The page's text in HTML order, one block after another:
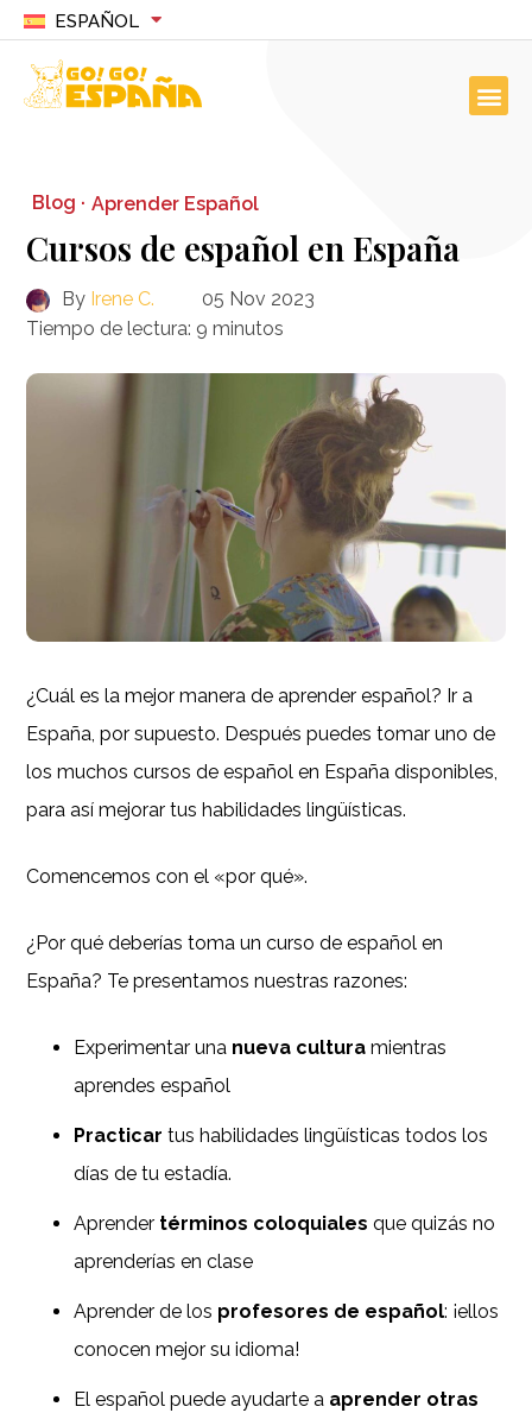
ESPAÑOL
Blog · Aprender Español
Cursos de español en España
By Irene C.
05 Nov 2023
Tiempo de lectura: 9 minutos
¿Cuál es la mejor manera de aprender español? Ir a
España, por supuesto. Después puedes tomar uno de
los muchos cursos de español en España disponibles,
para así mejorar tus habilidades lingüísticas.
Comencemos con el «por qué».
¿Por qué deberías toma un curso de español en
España? Te presentamos nuestras razones:
Experimentar una nueva cultura mientras
aprendes español
Practicar tus habilidades lingüísticas todos los
días de tu estadía.
Aprender términos coloquiales que quizás no
aprenderías en clase
Aprender de los profesores de español: ¡ellos
conocen mejor su idioma!
El español puede ayudarte a aprender otras